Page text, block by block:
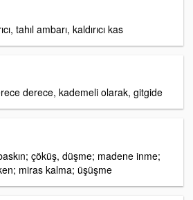
tahıl ambarı, kaldırıcı kas
derece, kademeli olarak, gitgide
çöküş, düşme; madene inme;
miras kalma; üşüşme